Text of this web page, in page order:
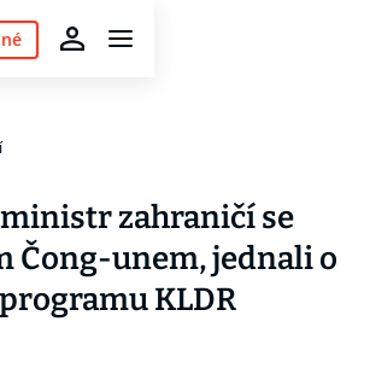
zahraničí se
Čong-unem, jednali o
KLDR